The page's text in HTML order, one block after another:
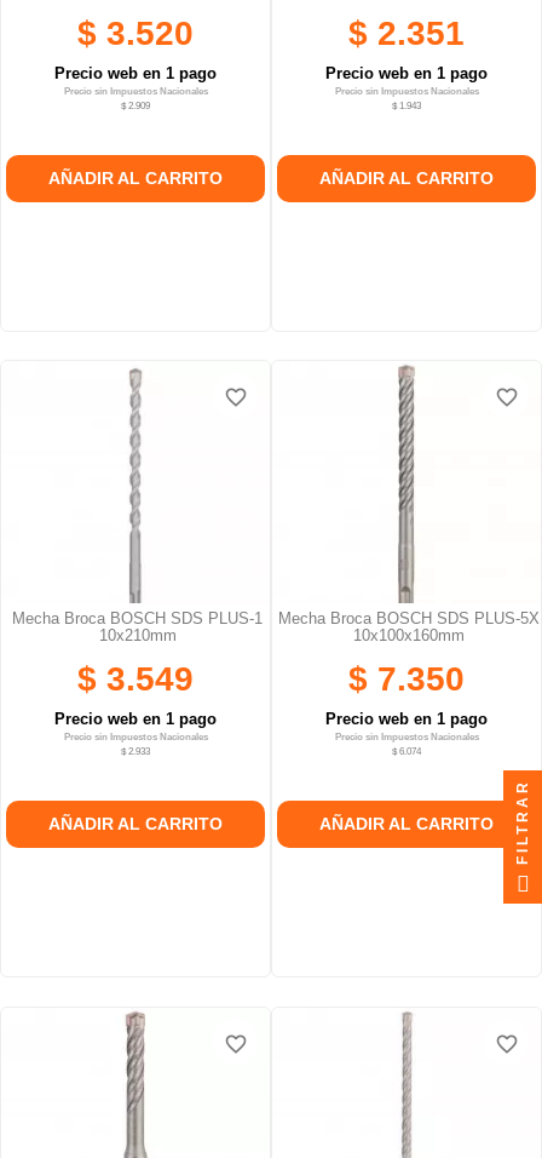
$ 3.520
Precio web en 1 pago
Precio sin Impuestos Nacionales
$ 2.909
AÑADIR AL CARRITO
$ 2.351
Precio web en 1 pago
Precio sin Impuestos Nacionales
$ 1.943
AÑADIR AL CARRITO
Mecha Broca BOSCH SDS PLUS-1
10x210mm
$ 3.549
Precio web en 1 pago
Precio sin Impuestos Nacionales
$ 2.933
AÑADIR AL CARRITO
favorite_border
favorite_border
Mecha Broca BOSCH SDS PLUS-5X
10x100x160mm
$ 7.350
Precio web en 1 pago
Precio sin Impuestos Nacionales
$ 6.074
AÑADIR AL CARRITO
favorite_border
favorite_border
favorite_border
favorite_border favorite_border
favorite_border
FILTRAR